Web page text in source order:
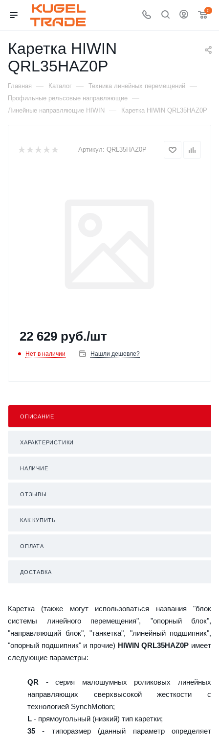
0
Каретка HIWIN
QRL35HAZ0P
Главная — Каталог — Техника линейных перемещений —
Профильные рельсовые направляющие —
Линейные направляющие HIWIN — Каретка HIWIN QRL35HAZ0P
Артикул: QRL35HAZ0P
22 629 руб./шт
Нет в наличии Нашли дешевле?
ОПИСАНИЕ
ХАРАКТЕРИСТИКИ
НАЛИЧИЕ
ОТЗЫВЫ
КАК КУПИТЬ
ОПЛАТА
ДОСТАВКА
Каретка (также могут использоваться названия "блок
системы линейного перемещения", "опорный блок",
"направляющий блок", "танкетка", "линейный подшипник",
"опорный подшипник" и прочие) HIWIN QRL35HAZ0P имеет
следующие параметры:
QR - серия малошумных роликовых линейных
направляющих сверхвысокой жесткости с
технологией SynchMotion;
L - прямоугольный (низкий) тип каретки;
35 - типоразмер (данный параметр определяет